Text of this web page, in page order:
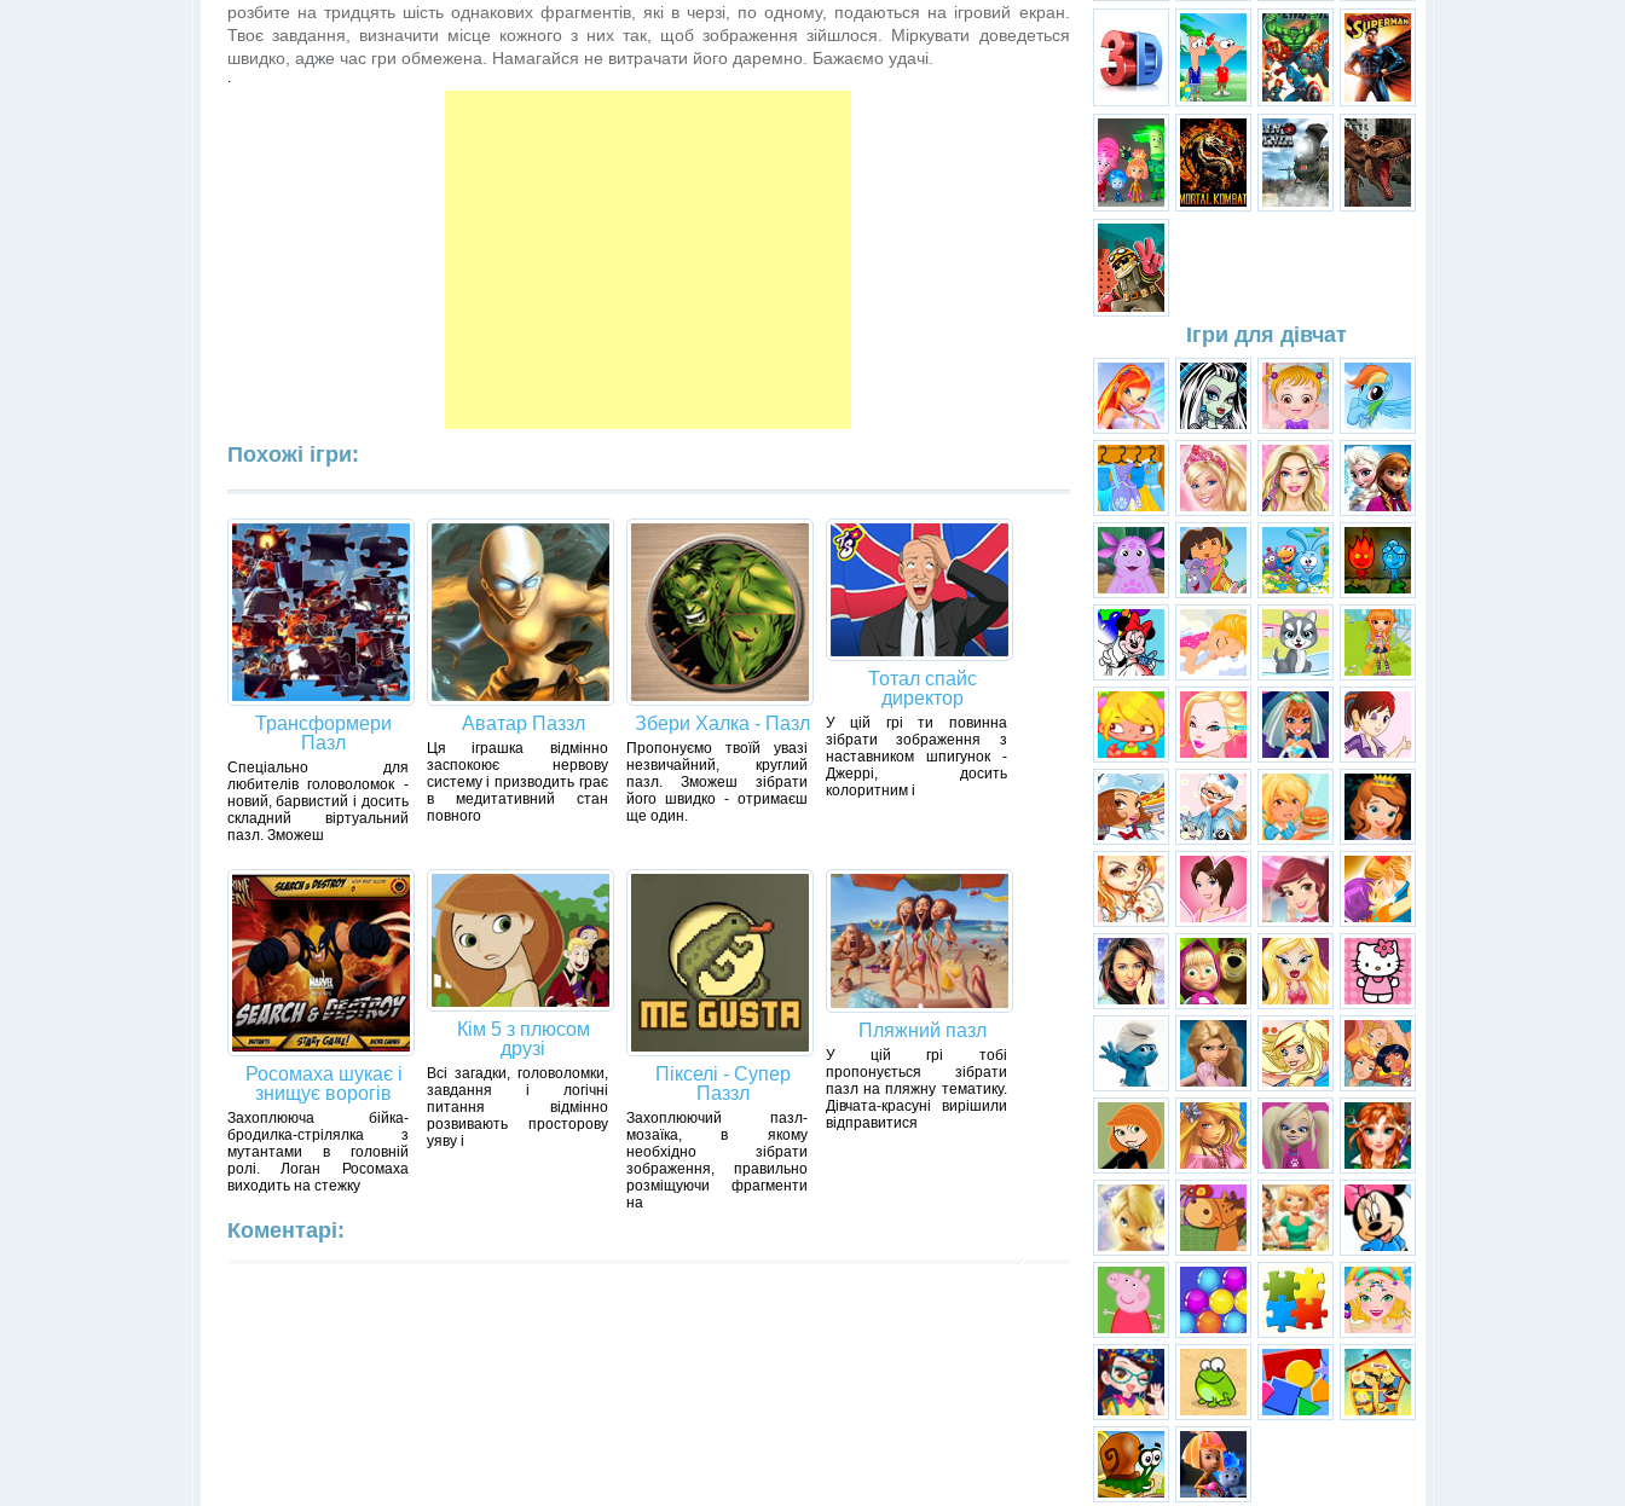
розбите на тридцять шість однакових фрагментів, які в черзі, по одному, подаються на ігровий екран.
Твоє завдання, визначити місце кожного з них так, щоб зображення зійшлося. Міркувати доведеться
швидко, адже час гри обмежена. Намагайся не витрачати його даремно. Бажаємо удачі.
.
Похожі ігри:
Трансформери
Пазл
Спеціально для
любителів головоломок -
новий, барвистий і досить
складний віртуальний
пазл. Зможеш
Аватар Паззл
Ця іграшка відмінно
заспокоює нервову
систему і призводить грає
в медитативний стан
повного
Збери Халка - Пазл
Пропонуємо твоїй увазі
незвичайний, круглий
пазл. Зможеш зібрати
його швидко - отримаєш
ще один.
Тотал спайс
директор
У цій грі ти повинна
зібрати зображення з
наставником шпигунок -
Джеррі, досить
колоритним і
Росомаха шукає і
знищує ворогів
Захоплююча бійка-
бродилка-стрілялка з
мутантами в головній
ролі. Логан Росомаха
виходить на стежку
Кім 5 з плюсом
друзі
Всі загадки, головоломки,
завдання і логічні
питання відмінно
розвивають просторову
уяву і
Пікселі - Супер
Паззл
Захоплюючий пазл-
мозаїка, в якому
необхідно зібрати
зображення, правильно
розміщуючи фрагменти
на
Пляжний пазл
У цій грі тобі
пропонується зібрати
пазл на пляжну тематику.
Дівчата-красуні вирішили
відправитися
Коментарі:
Ігри для дівчат